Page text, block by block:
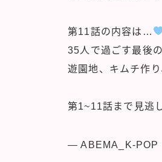
第11話の内容は…
35人で過ごす最後
遊園地、キムチ作
第1~11話まで見逃
— ABEMA_K-POP